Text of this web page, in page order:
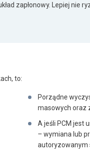
zapłonowy. Lepiej nie
to:
Porządne
masowych oraz
A jeśli PCM jest
– wymiana lub
autoryzowanym